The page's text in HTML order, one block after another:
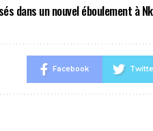
dans un nouvel éboulement à
Facebook